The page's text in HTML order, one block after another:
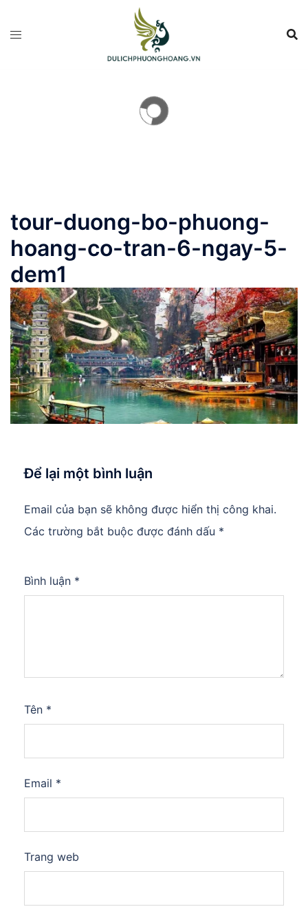
đến
tour-duong-bo-phuong-
hoang-co-tran-6-ngay-5-
dem1
Để lại một bình luận
Email của bạn sẽ không được hiển thị công khai.
Các trường bắt buộc được đánh dấu *
Bình luận *
Tên *
Email *
Trang web